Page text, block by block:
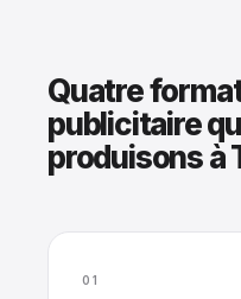
Quatre
publicitaire
produisons à
01